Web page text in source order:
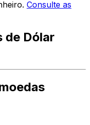
Consulte as
de Dólar